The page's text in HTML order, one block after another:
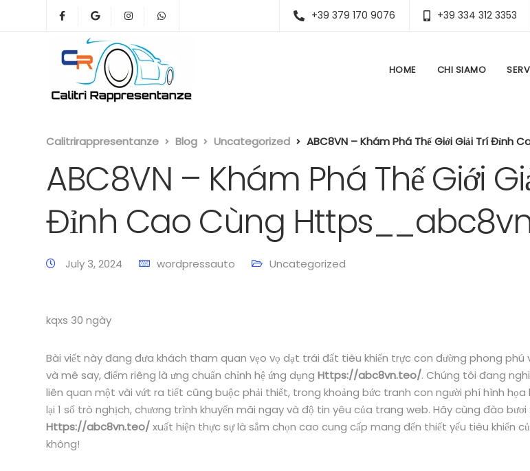
+39 379 170 9076 +39 334 312 3353
HOME CHI SIAMO
Calitrirappresentanze Blog Uncategorized ABC8VN – Khám Phá Thế Giới Giải Trí Đỉnh Cao Cùng
ABC8VN – Khám Phá Thế Giới
Đỉnh Cao Cùng
July 3, 2024 wordpressauto Uncategorized
kqxs 30 ngày
Bài viết này đang đưa khách tham quan vẹo vọ dạt trái đất tiêu khiển trực con đường phong phú
và mê say, điểm riêng là ưng chuẩn chỉnh hệ ứng dụng Https://abc8vn.teo/. Chúng tôi đang
liên quan một vài vứt ra tiết cũng buộc phải thiết, trong khoảng bức tranh con người phí hình họa
lại 1 số trò nghịch, chương trình khuyến mãi ngay và độ tin yêu của trang web. Hãy cùng đào bươi
Https://abc8vn.teo/xuất hiện thực sự là sắm chọn cao cung cấp mang đến thiết yếu tiêu khiển
không!